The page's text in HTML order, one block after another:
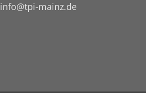
info@tpi-mainz.de